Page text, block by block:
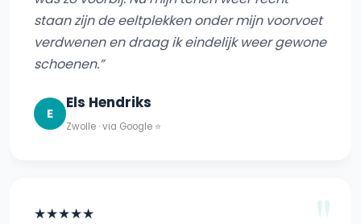
staan zijn de eeltplekken onder mijn voorvoet
verdwenen en draag ik eindelijk weer gewone
schoenen.”
E
Els Hendriks
Zwolle · via Google ⭐
★★★★★